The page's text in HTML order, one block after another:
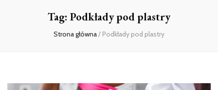
Tag: Podkłady pod plastry
Strona główna/ Podkłady pod plastry